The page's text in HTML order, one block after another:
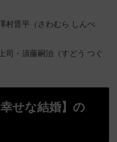
村晋平（さわむら しんぺ
司・須藤嗣治（すどう つぐ
せな結婚】の